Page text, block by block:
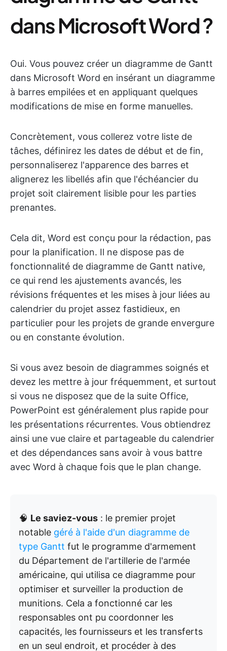
dans Microsoft Word ?
Oui. Vous pouvez créer un diagramme de Gantt
dans Microsoft Word en insérant un diagramme
à barres empilées et en appliquant quelques
modifications de mise en forme manuelles.
Concrètement, vous collerez votre liste de
tâches, définirez les dates de début et de fin,
personnaliserez l'apparence des barres et
alignerez les libellés afin que l'échéancier du
projet soit clairement lisible pour les parties
prenantes.
Cela dit, Word est conçu pour la rédaction, pas
pour la planification. Il ne dispose pas de
fonctionnalité de diagramme de Gantt native,
ce qui rend les ajustements avancés, les
révisions fréquentes et les mises à jour liées au
calendrier du projet assez fastidieux, en
particulier pour les projets de grande envergure
ou en constante évolution.
Si vous avez besoin de diagrammes soignés et
devez les mettre à jour fréquemment, et surtout
si vous ne disposez que de la suite Office,
PowerPoint est généralement plus rapide pour
les présentations récurrentes. Vous obtiendrez
ainsi une vue claire et partageable du calendrier
et des dépendances sans avoir à vous battre
avec Word à chaque fois que le plan change.
🧠 Le saviez-vous : le premier projet
notable géré à l'aide d'un diagramme de
type Gantt fut le programme d'armement
du Département de l'artillerie de l'armée
américaine, qui utilisa ce diagramme pour
optimiser et surveiller la production de
munitions. Cela a fonctionné car les
responsables ont pu coordonner les
capacités, les fournisseurs et les transferts
en un seul endroit, et procéder à des